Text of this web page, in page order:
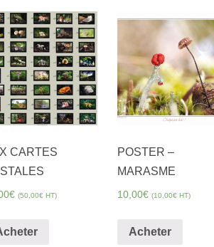
CARTES
€ (50,00€HT)
POSTER –
MARASME
10,00€ (10,00€HT)
Acheter